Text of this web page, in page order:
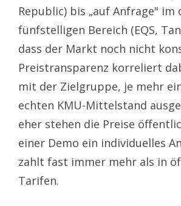
Republic) bis „auf Anfrage" im
fünfstelligen Bereich (EQS,
dass der Markt noch nicht
Preistransparenz korreliert
mit der Zielgruppe, je mehr
echten KMU-Mittelstand
eher stehen die Preise
einer Demo ein individuelles
zahlt fast immer mehr als in
Tarifen.